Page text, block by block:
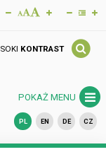
KONTRAST
POKAŻ MENU
PL EN DE CZ